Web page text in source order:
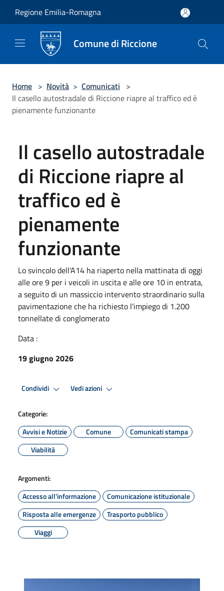
Regione Emilia-Romagna
Comune di Riccione
Home > Novità > Comunicati >
Il casello autostradale di Riccione riapre al traffico ed è
pienamente funzionante
Il casello autostradale
di Riccione riapre al
traffico ed è
pienamente
funzionante
Lo svincolo dell'A14 ha riaperto nella mattinata di oggi
alle ore 9 per i veicoli in uscita e alle ore 10 in entrata,
a seguito di un massiccio intervento straordinario sulla
pavimentazione che ha richiesto l'impiego di 1.200
tonnellate di conglomerato
Data :
19 giugno 2026
Condividi Vedi azioni
Categorie:
Avvisi e Notizie
Comune
Comunicati stampa
Viabilità
Argomenti:
Accesso all'informazione
Comunicazione istituzionale
Risposta alle emergenze
Trasporto pubblico
Viaggi